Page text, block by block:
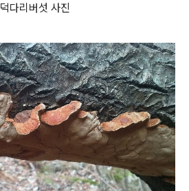
덕다리버섯 사진